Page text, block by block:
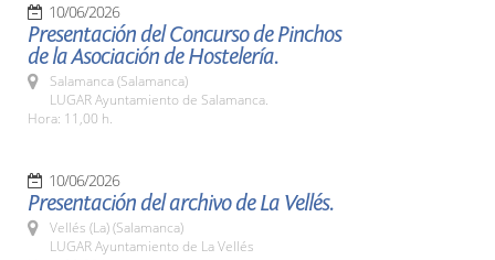
10/06/2026
Presentación del Concurso de Pinchos
de la Asociación de Hostelería.
Salamanca (Salamanca)
LUGAR Ayuntamiento de Salamanca.
Hora: 11,00 h.
10/06/2026
Presentación del archivo de La Vellés.
Vellés (La) (Salamanca)
LUGAR Ayuntamiento de La Vellés